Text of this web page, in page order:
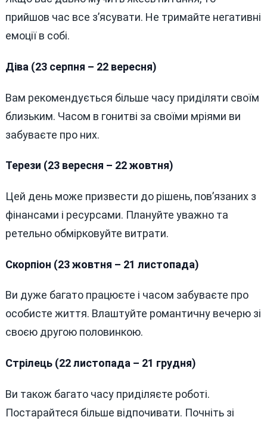
прийшов час все з’ясувати. Не тримайте негативні
емоції в собі.
Діва (23 серпня – 22 вересня)
Вам рекомендується більше часу приділяти своїм
близьким. Часом в гонитві за своїми мріями ви
забуваєте про них.
Терези (23 вересня – 22 жовтня)
Цей день може призвести до рішень, пов’язаних з
фінансами і ресурсами. Плануйте уважно та
ретельно обмірковуйте витрати.
Скорпіон (23 жовтня – 21 листопада)
Ви дуже багато працюєте і часом забуваєте про
особисте життя. Влаштуйте романтичну вечерю зі
своєю другою половинкою.
Стрілець (22 листопада – 21 грудня)
Ви також багато часу приділяєте роботі.
Постарайтеся більше відпочивати. Почніть зі